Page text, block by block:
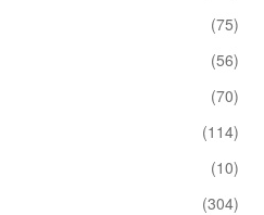
(75)
(56)
(70)
(114)
(10)
(304)